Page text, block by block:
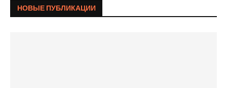
НОВЫЕ ПУБЛИКАЦИИ